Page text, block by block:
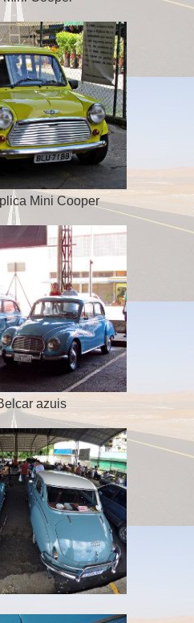
Mini Cooper
azuis